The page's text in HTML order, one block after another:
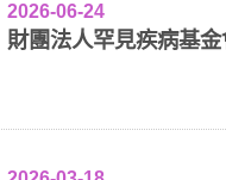
2026-06-24
財團法人罕見疾病基金